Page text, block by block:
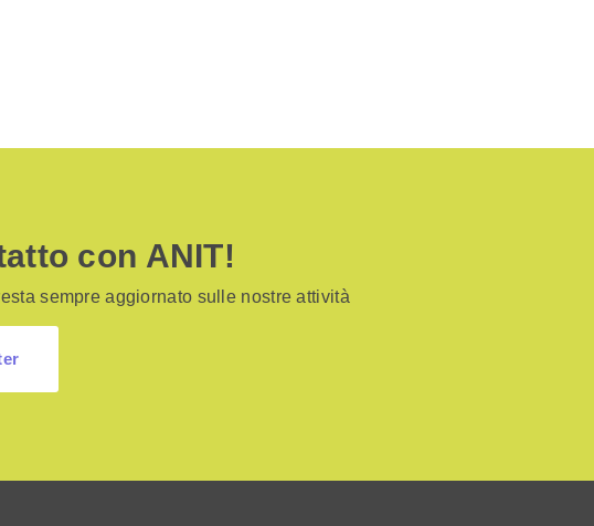
con ANIT!
sempre aggiornato sulle nostre attività